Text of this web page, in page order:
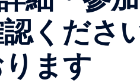
くださ
ます